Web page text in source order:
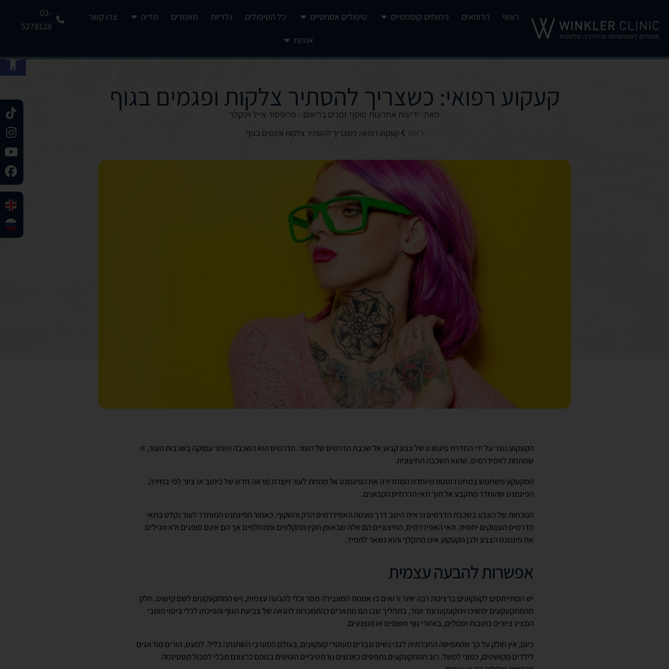
ראשי הרופאים ניתוחים קוסמטיים טיפולים אסתטיים כל הטיפולים גלריות מאמרים מדיה צרו קשר
אודות
03-
5278128
קעקוע רפואי: כשצריך להסתיר צלקות ופגמים בגוף
מאת: ידיעות אחרונות מוסף זמנים בריאים - פרופסור אייל וינקלר
ראשי קעקוע רפואי: כשצריך להסתיר צלקות ופגמים בגוף
הקעקוע נוצר על ידי החדרת פיגמנט של צבע קבוע אל שכבת הדרמיס של העור. הדרמיס הוא השכבה היותר עמוקה בשכבות העור, זו
שמתחת לאפידרמיס, שהוא השכבה החיצונית.
המקעקע משתמש במחט רוטטת מיוחדת המחדירה את הפיגמנט אל מתחת לעור ויוצרת מראה חדש של כיתוב או ציור לפי בחירה.
הפיגמנט שהוחדר מתקבע אל תוך תאי הדרמיס הקבועים.
הנוכחות של הצבע בשכבת הדרמיס נראית היטב דרך מעטה האפידרמיס הדק והשקוף. כאמור הפיגמנט המוחדר לעור נקלט בתאי
הדרמיס העמוקים יחסית. תאי האפידרמיס, החיצוניים הם אלה שבאופן תקין מתקלפים ומתחלפים אך הם אינם סופגים ולא מכילים
את פיגמנט הצבע ולכן הקעקוע אינו מתקלף והוא נשאר לתמיד.
אפשרות להבעה עצמית
יש המתייחסים לקעקועים ברצינות רבה יותר ורואים בו אמנות המעבירה מסר וכלי להבעה עצמית, ויש המתקעקעים לשם קישוט. חלק
מהמתקעקעים ימשיכו ויתקעקעו עוד ועוד, בתהליך שבו הם מתארים כהתמכרות להנאה של צביעת הגוף והפיכתו לכלי ביטוי פומבי
המציג ציורים כתובות וסמלים, באזורי גוף חשופים או מוצנעים.
כיום, אין חולק על כך שהתפיסה החברתית לגבי נשים וגברים מעוטרי קעקועים, בעולם המערבי השתנתה כליל. למעט, הורים מודאגים
לילדים מקושטים, כמוני למשל. רוב המתקעקעים נתפסים כאנשים נורמטיביים העושים בגופם כרצונם מבלי לסבול מסטיגמה